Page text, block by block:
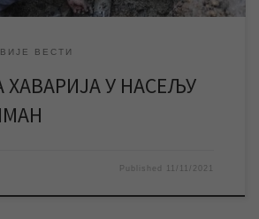
ВЕСТИ
ХАВАРИЈА У НАСЕЉУ
Published 11/11/2021